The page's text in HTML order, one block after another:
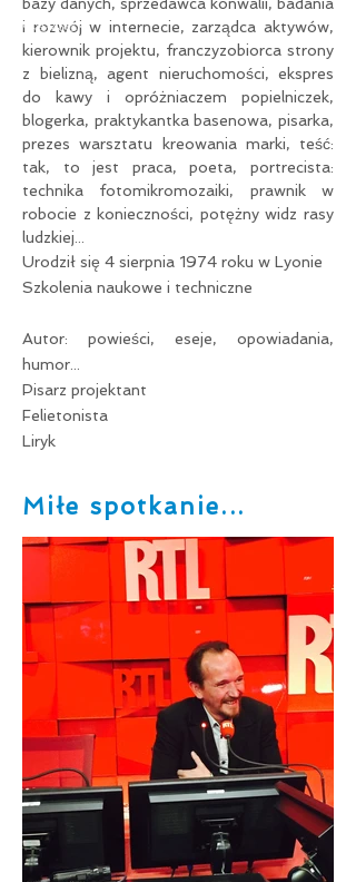
i rozwój w internecie, zarządca aktywów,
kierownik projektu, franczyzobiorca strony
z bielizną, agent nieruchomości, ekspres
do kawy i opróżniaczem popielniczek,
blogerka, praktykantka basenowa, pisarka,
prezes warsztatu kreowania marki, teść:
tak, to jest praca, poeta, portrecista:
technika fotomikromozaiki, prawnik w
robocie z konieczności, potężny widz rasy
ludzkiej...
Urodził się 4 sierpnia 1974 roku w Lyonie
Szkolenia naukowe i techniczne
Autor: powieści, eseje, opowiadania,
humor...
Pisarz projektant
Felietonista
Liryk
Miłe spotkanie...